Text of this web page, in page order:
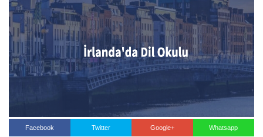
Facebook Twitter Google+ Whatsapp
FOTO GALERİ
VİDEO GALERİ
KÜNYE